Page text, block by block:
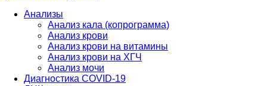
Анализы
Анализ кала (копрограмма)
Анализ крови
Анализ крови на витамины
Анализ крови на ХГЧ
Анализ мочи
Диагностика COVID-19